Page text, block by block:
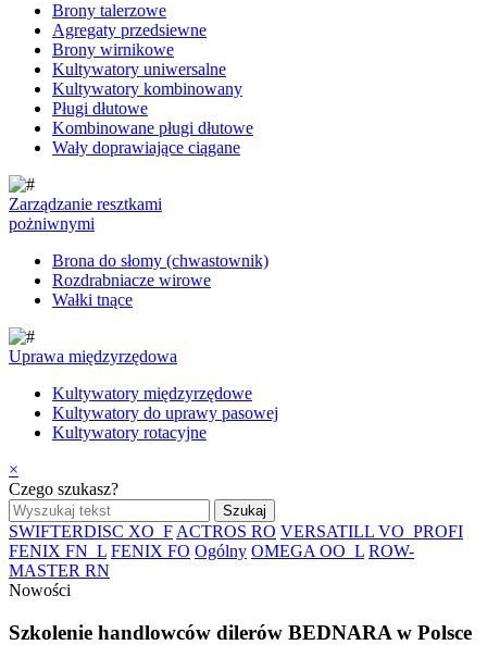
Brony talerzowe
Agregaty przedsiewne
Brony wirnikowe
Kultywatory uniwersalne
Kultywatory kombinowany
Pługi dłutowe
Kombinowane pługi dłutowe
Wały doprawiające ciągane
Zarządzanie resztkami
pożniwnymi
Brona do słomy (chwastownik)
Rozdrabniacze wirowe
Wałki tnące
Uprawa międzyrzędowa
Kultywatory międzyrzędowe
Kultywatory do uprawy pasowej
Kultywatory rotacyjne
×
Czego szukasz?
SWIFTERDISC XO_F ACTROS RO VERSATILL VO_PROFI
FENIX FN_L FENIX FO Ogólny OMEGA OO_L ROW-
MASTER RN
Nowości
Szkolenie handlowców dilerów BEDNARA w Polsce